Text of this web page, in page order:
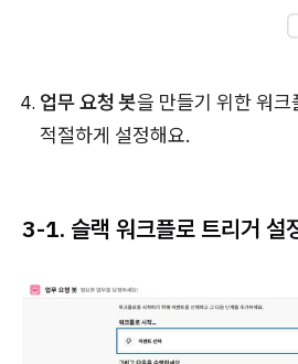
업무 요청 봇을 만들기 위한 워
적절하게 설정해요.
3-1. 슬랙 워크플로 트리거 설